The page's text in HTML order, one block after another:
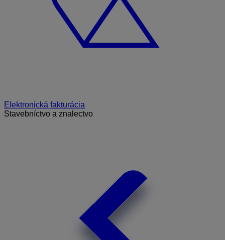
Elektronická fakturácia
Stavebníctvo a znalectvo